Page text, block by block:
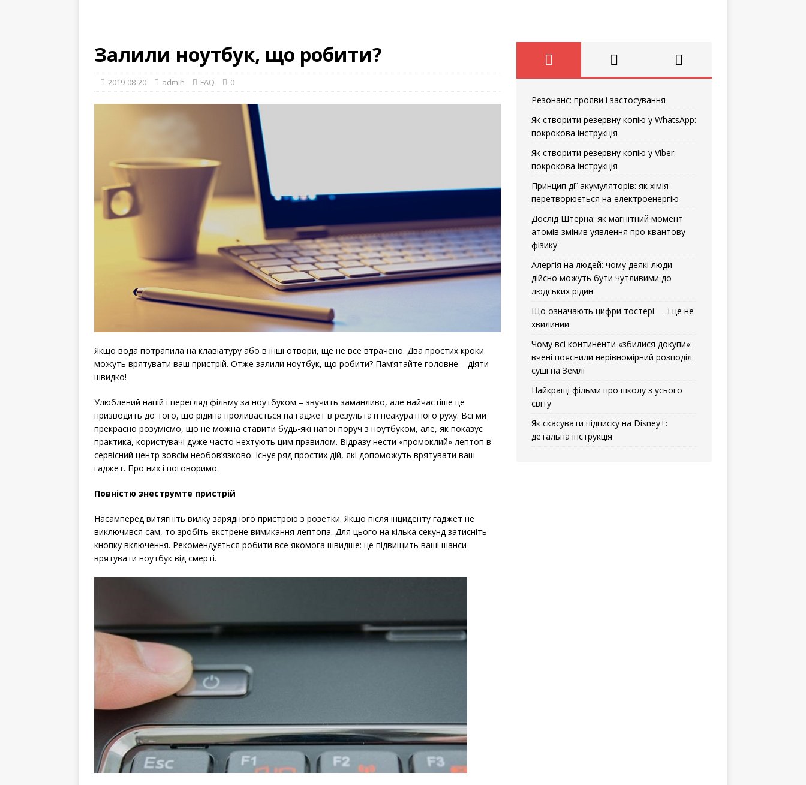
Залили ноутбук, що робити?
2019-08-20 admin FAQ 0
Якщо вода потрапила на клавіатуру або в інші отвори, ще не все втрачено. Два простих кроки
можуть врятувати ваш пристрій. Отже залили ноутбук, що робити? Пам’ятайте головне – діяти
швидко!
Улюблений напій і перегляд фільму за ноутбуком – звучить заманливо, але найчастіше це
призводить до того, що рідина проливається на гаджет в результаті неакуратного руху. Всі ми
прекрасно розуміємо, що не можна ставити будь-які напої поруч з ноутбуком, але, як показує
практика, користувачі дуже часто нехтують цим правилом. Відразу нести «промоклий» лептоп в
сервісний центр зовсім необов’язково. Існує ряд простих дій, які допоможуть врятувати ваш
гаджет. Про них і поговоримо.
Повністю знеструмте пристрій
Насамперед витягніть вилку зарядного пристрою з розетки. Якщо після інциденту гаджет не
виключився сам, то зробіть екстрене вимикання лептопа. Для цього на кілька секунд затисніть
кнопку включення. Рекомендується робити все якомога швидше: це підвищить ваші шанси
врятувати ноутбук від смерті.
Резонанс: прояви і застосування
Як створити резервну копію у WhatsApp:
покрокова інструкція
Як створити резервну копію у Viber:
покрокова інструкція
Принцип дії акумуляторів: як хімія
перетворюється на електроенергію
Дослід Штерна: як магнітний момент
атомів змінив уявлення про квантову
фізику
Алергія на людей: чому деякі люди
дійсно можуть бути чутливими до
людських рідин
Що означають цифри тостері — і це не
хвилинии
Чому всі континенти «збилися докупи»:
вчені пояснили нерівномірний розподіл
суші на Землі
Найкращі фільми про школу з усього
світу
Як скасувати підписку на Disney+:
детальна інструкція